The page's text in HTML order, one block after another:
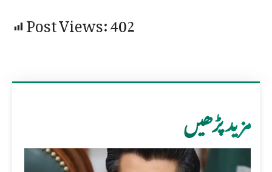
Post Views:402
مزید پڑھیں